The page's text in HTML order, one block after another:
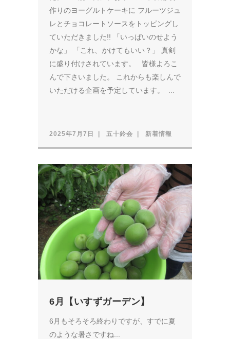
作りのヨーグルトケーキに フルーツジュ
レとチョコレートソースをトッピングし
ていただきました!! 「いっぱいのせよう
かな」 「これ、かけてもいい？」 真剣
に盛り付けされています。 皆様よろこ
んで下さいました。 これからも楽しんで
いただける企画を予定しています。 ...
2025年7月7日 五十鈴会 新着情報
6月【いすずガーデン】
6月もそろそろ終わりですが、すでに夏
のような暑さですね...